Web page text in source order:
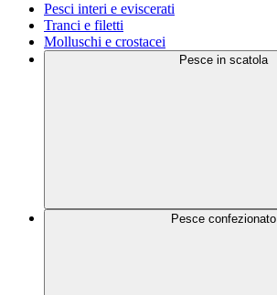
Pesci interi e eviscerati
Tranci e filetti
Molluschi e crostacei
Pesce in scatola
Pesce confezionato